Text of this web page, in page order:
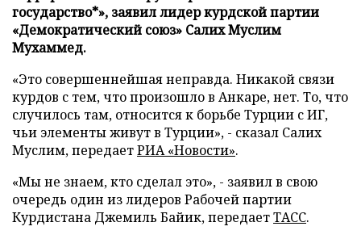
государство*», заявил лидер курдской партии
«Демократический союз» Салих Муслим
Мухаммед.
«Это совершеннейшая неправда. Никакой связи
курдов с тем, что произошло в Анкаре, нет. То, что
случилось там, относится к борьбе Турции с ИГ,
чьи элементы живут в Турции», - сказал Салих
Муслим, передаетРИА «Новости».
«Мы не знаем, кто сделал это», - заявил в свою
очередь один из лидеров Рабочей партии
Курдистана Джемиль Байик, передаетТАСС.